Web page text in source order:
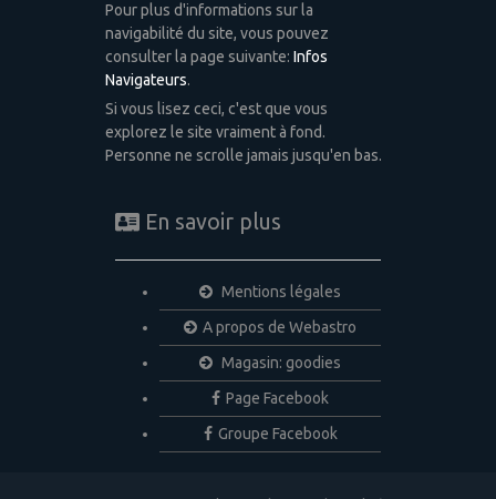
Pour plus d'informations sur la
navigabilité du site, vous pouvez
consulter la page suivante: Infos
Navigateurs.
Si vous lisez ceci, c'est que vous
explorez le site vraiment à fond.
Personne ne scrolle jamais jusqu'en bas.
En savoir plus
Mentions légales
A propos de Webastro
Magasin: goodies
Page Facebook
Groupe Facebook